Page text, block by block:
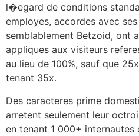
l�egard de conditions
employes, accordes avec
semblablement Betzoid, ont
appliques aux visiteurs
au lieu de 100%, sauf que
tenant 35x.
Des caracteres prime
arretent seulement leur
en tenant 1 000+